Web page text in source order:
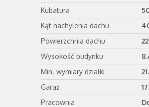
Kubatura
Kąt nachylenia dachu
Powierzchnia dachu
Wysokość budynku
Min. wymiary działki
Garaż
Pracownia